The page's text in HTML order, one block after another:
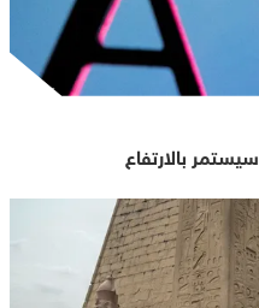
بالارتفاع